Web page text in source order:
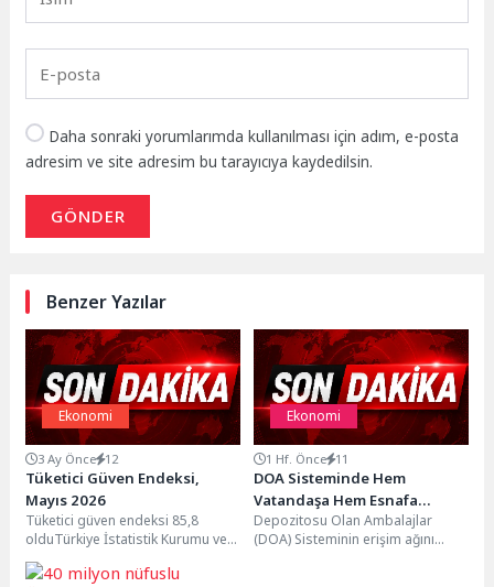
Daha sonraki yorumlarımda kullanılması için adım, e-posta
adresim ve site adresim bu tarayıcıya kaydedilsin.
GÖNDER
Benzer Yazılar
Ekonomi
3 Ay Önce 12
Tüketici Güven Endeksi,
Mayıs 2026
Tüketici güven endeksi 85,8
olduTürkiye İstatistik Kurumu ve
Türkiye Cumhuriyet Merkez
Bankası işbirliği ile yürütülen...
Ekonomi
1 Hf. Önce 11
DOA Sisteminde Hem
Vatandaşa Hem Esnafa
Kazandıracak Yeni Kolaylık:
Mobil DOA
Depozitosu Olan Ambalajlar
(DOA) Sisteminin erişim ağını